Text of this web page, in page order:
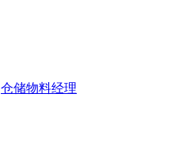
仓储物料经理